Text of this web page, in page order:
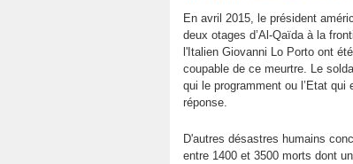
En avril 2015, le président
deux otages d’Al-Qaïda à la
l'Italien Giovanni Lo Porto ont
coupable de ce meurtre. Le
qui le programment ou l’Etat
réponse.
D'autres désastres humains
entre 1400 et 3500 morts dont